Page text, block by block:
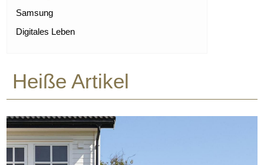
Samsung
Digitales Leben
Heiße Artikel